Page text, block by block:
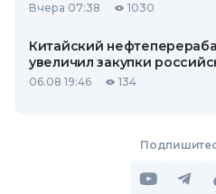
Вчера 07:38 1030
Китайский
увеличил закупки
06.08 19:46 134